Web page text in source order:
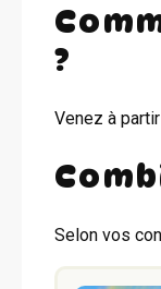
?
Venez à
Selon vos